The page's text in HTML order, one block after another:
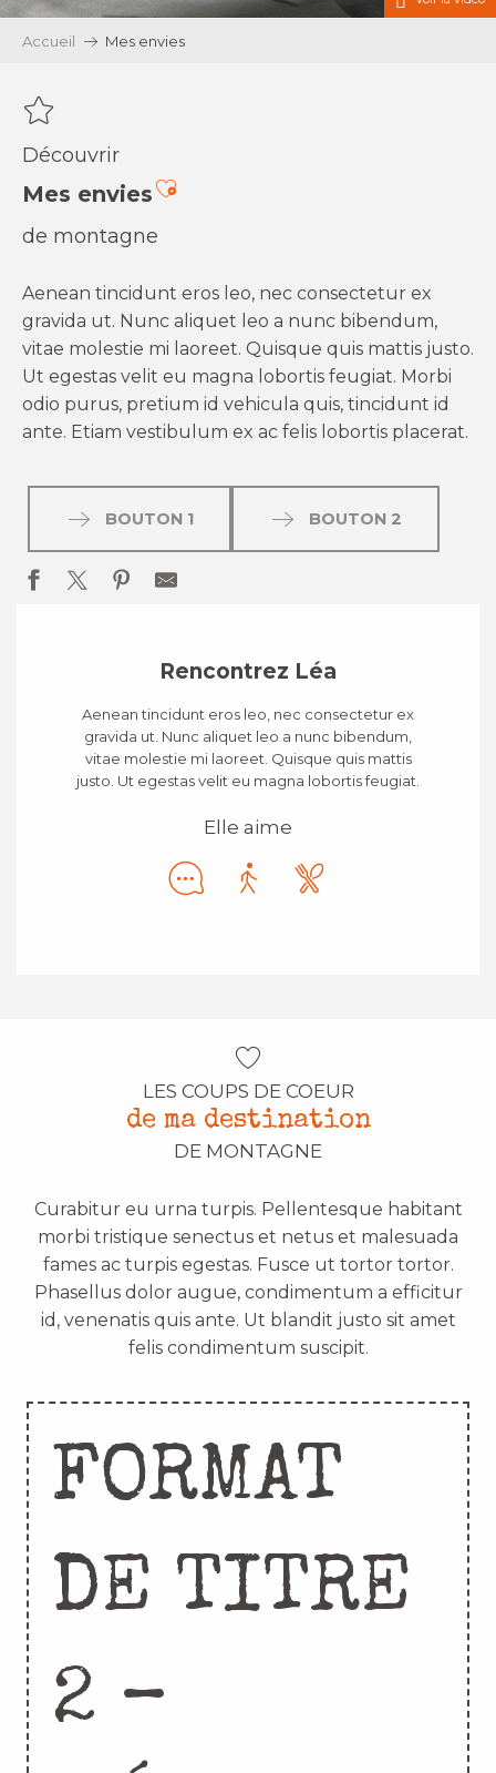
Accueil Mes envies
Découvrir
Mes enviesAjouter aux favoris
de montagne
Aenean tincidunt eros leo, nec consectetur ex
gravida ut. Nunc aliquet leo a nunc bibendum,
vitae molestie mi laoreet. Quisque quis mattis justo.
Ut egestas velit eu magna lobortis feugiat. Morbi
odio purus, pretium id vehicula quis, tincidunt id
ante. Etiam vestibulum ex ac felis lobortis placerat.
BOUTON 1 BOUTON 2
Rencontrez Léa
Aenean tincidunt eros leo, nec consectetur ex
gravida ut. Nunc aliquet leo a nunc bibendum,
vitae molestie mi laoreet. Quisque quis mattis
justo. Ut egestas velit eu magna lobortis feugiat.
Elle aime
LES COUPS DE COEUR
de ma destination
DE MONTAGNE
Curabitur eu urna turpis. Pellentesque habitant
morbi tristique senectus et netus et malesuada
fames ac turpis egestas. Fusce ut tortor tortor.
Phasellus dolor augue, condimentum a efficitur
id, venenatis quis ante. Ut blandit justo sit amet
felis condimentum suscipit.
FORMAT
DE TITRE
2 –